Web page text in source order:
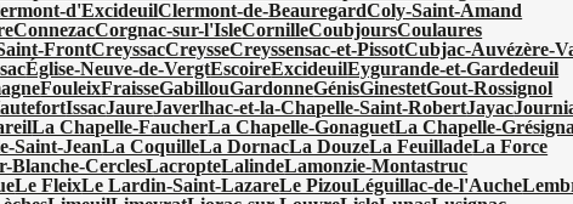
d'ExcideuilClermont-de-BeauregardColy-Saint-Amand
ConnezacCorgnac-sur-l'IsleCornilleCoubjoursCoulaures
FrontCreyssacCreysseCreyssensac-et-PissotCubjac-Auvézère-
Église-Neuve-de-VergtEscoireExcideuilEygurande-et-Gardedeuil
FouleixFraisseGabillouGardonneGénisGinestetGout-Rossignol
IssacJaureJaverlhac-et-la-Chapelle-Saint-RobertJayac
La Chapelle-FaucherLa Chapelle-GonaguetLa Chapelle-
Saint-JeanLa CoquilleLa DornacLa DouzeLa FeuilladeLa Force
Blanche-CerclesLacropteLalindeLamonzie-Montastruc
Le FleixLe Lardin-Saint-LazareLe PizouLéguillac-de-l'Auche